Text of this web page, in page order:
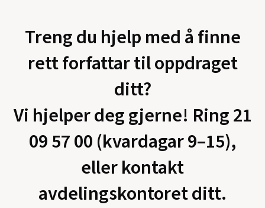
Treng du hjelp med å finne
rett forfattar til oppdraget
ditt?
Vi hjelper deg gjerne! Ring 21
09 57 00 (kvardagar 9–15),
eller kontakt
avdelingskontoret ditt.